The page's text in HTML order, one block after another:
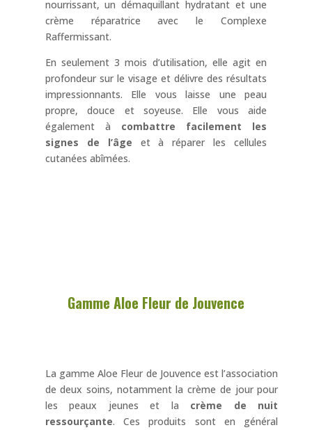
nourrissant, un démaquillant hydratant et une
crème réparatrice avec le Complexe
Raffermissant.
En seulement 3 mois d’utilisation, elle agit en
profondeur sur le visage et délivre des résultats
impressionnants. Elle vous laisse une peau
propre, douce et soyeuse. Elle vous aide
également à combattre facilement les
signes de l’âge et à réparer les cellules
cutanées abîmées.
Gamme Aloe Fleur de Jouvence
La gamme Aloe Fleur de Jouvence est l’association
de deux soins, notamment la crème de jour pour
les peaux jeunes et la crème de nuit
ressourçante. Ces produits sont en général